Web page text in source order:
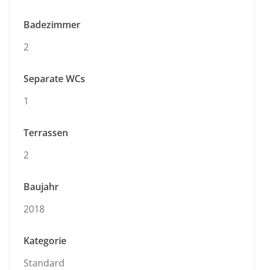
Badezimmer
2
Separate WCs
1
Terrassen
2
Baujahr
2018
Kategorie
Standard